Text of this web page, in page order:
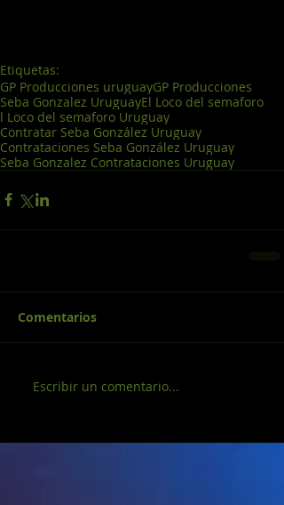
Etiquetas:
GP Producciones uruguayGP Producciones
Seba Gonzalez UruguayEl Loco del semaforo
l Loco del semaforo Uruguay
Contratar Seba González Uruguay
Contrataciones Seba González Uruguay
Seba Gonzalez Contrataciones Uruguay
Comentarios
Escribir un comentario...